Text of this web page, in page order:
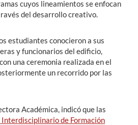
cuyos lineamientos se enfocan
del desarrollo creativo.
estudiantes conocieron a sus
y funcionarios del edificio,
una ceremonia realizada en el
un recorrido por las
Académica, indicó que las
Interdisciplinario de Formación